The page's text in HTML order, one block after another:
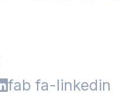
fab fa-linkedin